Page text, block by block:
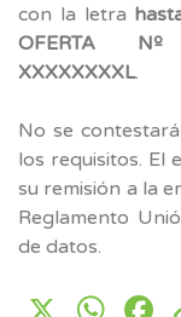
con la letra
OFERTA
XXXXXXXXL.
No se
los requisitos. El
su remisión a la
Reglamento
de datos.